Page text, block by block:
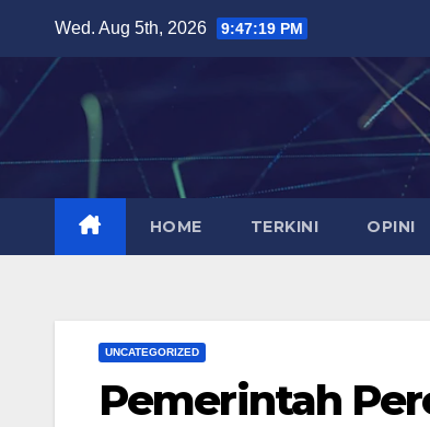
content
Wed. Aug 5th, 2026 9:47:19 PM
HOME TERKINI OPINI
UNCATEGORIZED
Pemerintah